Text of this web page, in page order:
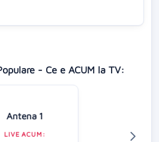
- Ce e ACUM la TV:
Antena 1
LIVE ACUM: